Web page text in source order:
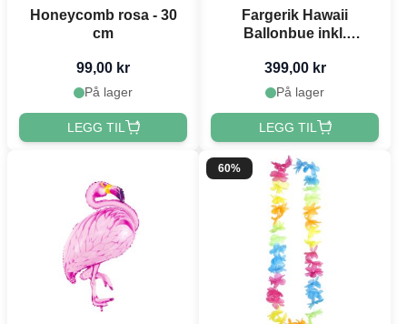
Honeycomb rosa - 30
cm
99,00 kr
På lager
LEGG TIL
Fargerik Hawaii
Ballonbue inkl.
Palmeblad 85 delar
399,00 kr
På lager
LEGG TIL
60%